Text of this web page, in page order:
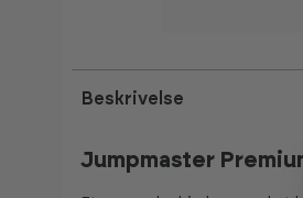
Beskrivelse
Jumpmaster